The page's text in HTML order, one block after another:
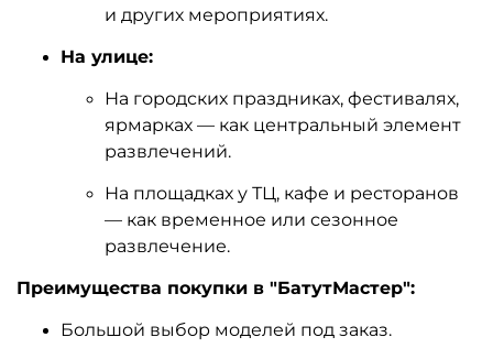
и других мероприятиях.
На улице:
На городских праздниках, фестивалях,
ярмарках — как центральный элемент
развлечений.
На площадках у ТЦ, кафе и ресторанов
— как временное или сезонное
развлечение.
Преимущества покупки в "БатутМастер":
Большой выбор моделей под заказ.